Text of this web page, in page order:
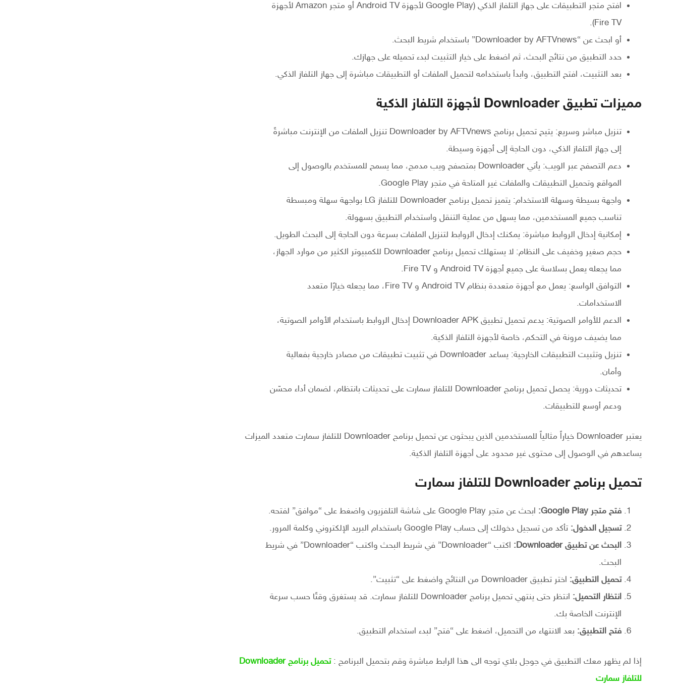
افتح متجر التطبيقات على جهاز التلفاز الذكي (Google Play لأجهزة Android TV أو متجر Amazon لأجهزة
Fire TV).
أو ابحث عن “Downloader by AFTVnews” باستخدام شريط البحث.
حدد التطبيق من نتائج البحث، ثم اضغط على خيار التثبيت لبدء تحميله على جهازك.
بعد التثبيت، افتح التطبيق، وابدأ باستخدامه لتحميل الملفات أو التطبيقات مباشرة إلى جهاز التلفاز الذكي.
مميزات تطبيق Downloader لأجهزة التلفاز الذكية
تنزيل مباشر وسريع: يتيح تحميل برنامج Downloader by AFTVnews تنزيل الملفات من الإنترنت مباشرةً
إلى جهاز التلفاز الذكي، دون الحاجة إلى أجهزة وسيطة.
دعم التصفح عبر الويب: يأتي Downloader بمتصفح ويب مدمج، مما يسمح للمستخدم بالوصول إلى
المواقع وتحميل التطبيقات والملفات غير المتاحة في متجر Google Play.
واجهة بسيطة وسهلة الاستخدام: يتميز تحميل برنامج Downloader للتلفاز LG بواجهة سهلة ومبسطة
تناسب جميع المستخدمين، مما يسهل من عملية التنقل واستخدام التطبيق بسهولة.
إمكانية إدخال الروابط مباشرة: يمكنك إدخال الروابط لتنزيل الملفات بسرعة دون الحاجة إلى البحث الطويل.
حجم صغير وخفيف على النظام: لا يستهلك تحميل برنامج Downloader للكمبيوتر الكثير من موارد الجهاز،
مما يجعله يعمل بسلاسة على جميع أجهزة Android TV و Fire TV.
التوافق الواسع: يعمل مع أجهزة متعددة بنظام Android TV و Fire TV، مما يجعله خيارًا متعدد
الاستخدامات.
الدعم للأوامر الصوتية: يدعم تحميل تطبيق Downloader APK إدخال الروابط باستخدام الأوامر الصوتية،
مما يضيف مرونة في التحكم، خاصة لأجهزة التلفاز الذكية.
تنزيل وتثبيت التطبيقات الخارجية: يساعد Downloader في تثبيت تطبيقات من مصادر خارجية بفعالية
وأمان.
تحديثات دورية: يحصل تحميل برنامج Downloader للتلفاز سمارت على تحديثات بانتظام، لضمان أداء محسّن
ودعم أوسع للتطبيقات.
يعتبر Downloader خياراً مثالياً للمستخدمين الذين يبحثون عن تحميل برنامج Downloader للتلفاز سمارت متعدد الميزات
يساعدهم في الوصول إلى محتوى غير محدود على أجهزة التلفاز الذكية.
تحميل برنامج Downloader للتلفاز سمارت
فتح متجر Google Play:
ابحث عن متجر Google Play على شاشة التلفزيون واضغط على “موافق” لفتحه.
تسجيل الدخول: تأكد من تسجيل دخولك إلى حساب Google Play باستخدام البريد الإلكتروني وكلمة المرور.
البحث عن تطبيق Downloader:
اكتب “Downloader” في شريط البحث واكتب “Downloader” في شريط
البحث.
تحميل التطبيق: اختر تطبيق Downloader من النتائج واضغط على “تثبيت”.
انتظار التحميل:
انتظر حتى ينتهي تحميل برنامج Downloader للتلفاز سمارت. قد يستغرق وقتًا حسب سرعة
الإنترنت الخاصة بك.
فتح التطبيق: بعد الانتهاء من التحميل، اضغط على “فتح” لبدء استخدام التطبيق.
إذا لم يظهر معك التطبيق في جوجل بلاي توجه الى هذا الرابط مباشرة وقم بتحميل البرنامج :
تحميل برنامج Downloader
للتلفاز سمارت